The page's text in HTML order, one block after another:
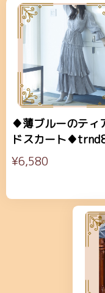
♦薄ブルーのティ
ドスカート
¥6,580